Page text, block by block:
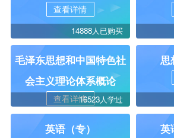
查看详情
14888人已购买
毛泽东思想和中国特色社
会主义理论体系概论
查看详情16523人学过
思
英语（专） 英